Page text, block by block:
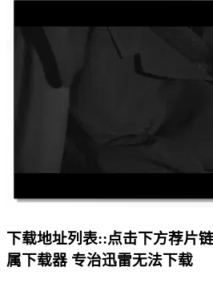
下载地址列表::点击下方荐片
属下载器 专治迅雷无法下载